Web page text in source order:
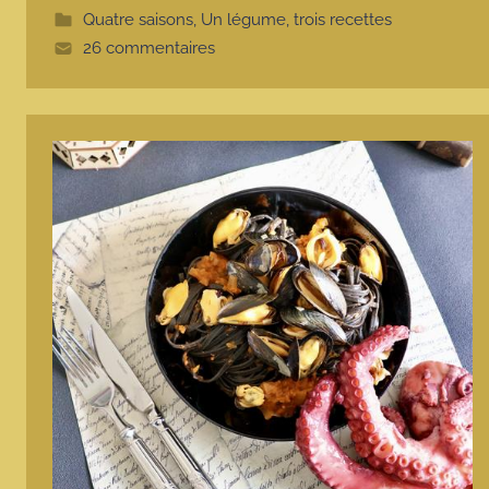
t
Quatre saisons, Un légume, trois recettes
26 commentaires